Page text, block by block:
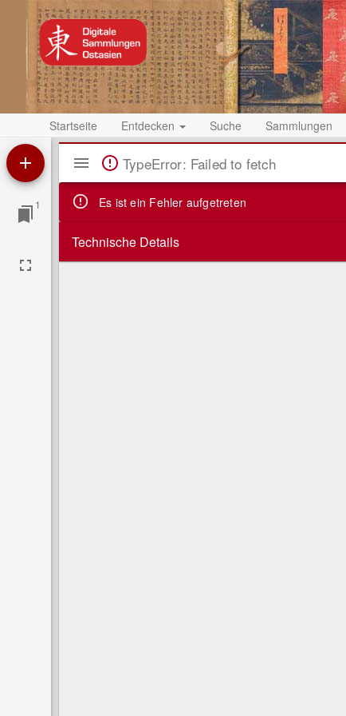
Startseite Entdecken Suche Sammlungen
1
Mirador
ViewerTypeError: Failed to fetch
Es ist ein Fehler aufgetreten
Technische Details